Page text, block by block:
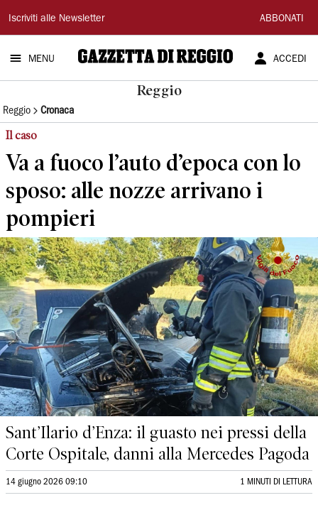
Gazzetta
di
Reggio
Iscriviti alle Newsletter ABBONATI
MENU ACCEDI
Reggio
Reggio Cronaca
Il caso
Va a fuoco l’auto d’epoca con lo
sposo: alle nozze arrivano i
pompieri
Sant’Ilario d’Enza: il guasto nei pressi della
Corte Ospitale, danni alla Mercedes Pagoda
14 giugno 2026 09:10 1 MINUTI DI LETTURA